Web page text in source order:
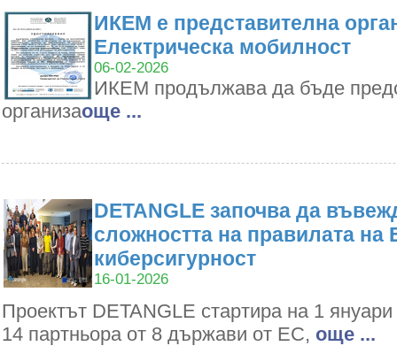
ИКЕМ е представителна
Електрическа мобилност
06-02-2026
ИКЕМ продължава да бъде
организаoще ...
DETANGLE започва да
сложността на правилата на
киберсигурност
16-01-2026
Проектът DETANGLE стартира на 1
14 партньора от 8 държави от ЕС, oще ...